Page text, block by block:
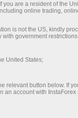
ร์กับ
เป็นเป้า
ยกลุ่มของ
วและเยี่ยม
บโลกและพบ
วนสอดคล้อง
พวกเราจะ
you are a resident of the
online trading,
is not the US, kindly
with government
United States;
relevant button below. If
an account with InstaForex